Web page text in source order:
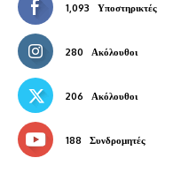
1,093 Υποστηρικτές
280 Ακόλουθοι
206 Ακόλουθοι
188 Συνδρομητές